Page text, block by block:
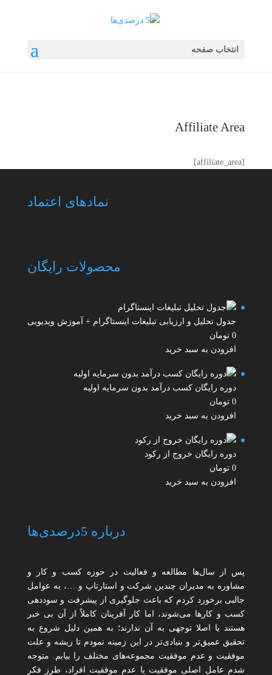
انتخاب صفحه
Affiliate Area
[affiliate_area]
نمادهای اعتماد
محصولات رایگان
جدول تحلیل و ارزیابی تبلیغات اینستاگرام + آموزش ویدیویی
0 تومان
افزودن به سبد خرید
دوره رایگان کسب درآمد بدون سرمایه اولیه
0 تومان
افزودن به سبد خرید
دوره رایگان خروج از رکود
0 تومان
افزودن به سبد خرید
درباره 5درصدی‌ها
پس از سال‌ها مطالعه و فعالیت در حوزه کسب و کار و
مشاوره به مدیران چندین شرکت و استارتاپ و …، به عوامل
جالبی برخورد کردم که باعث جلوگیری از پیشرفت و سوددهی
کسب و کارها می‌شوند، اما کار آفرینان کاملاً از آن بی خبر
هستند یا اصلا توجهی به آن ندارند؛ به همین دلیل شروع به
تحقیق عمیق‌تر و بنیادی‌تر در این زمینه نمودم تا ریشه و علت
موفقیت و عدم موفقیت مجموعه‌های مختلف را بیابم. متوجه
شدم عامل اصلی موفقیت یا عدم موفقیت افراد، طرز فکر